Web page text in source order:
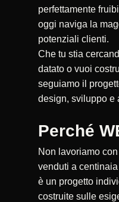
perfettamente
oggi naviga la
potenziali clienti.
Che tu stia
datato o vuoi
seguiamo il
design, sviluppo e
Perché
Non lavoriamo
venduti a
è un progetto
costruite sulle